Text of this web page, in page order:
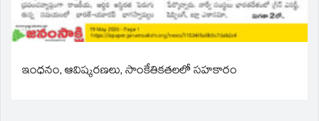
ఇంధనం, ఆవిష్కరణలు, సాంకేతికతలలో సహకారం